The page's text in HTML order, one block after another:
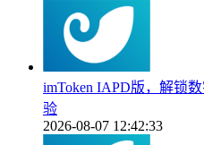
imToken IAPD版，解锁
验
2026-08-07 12:42:33